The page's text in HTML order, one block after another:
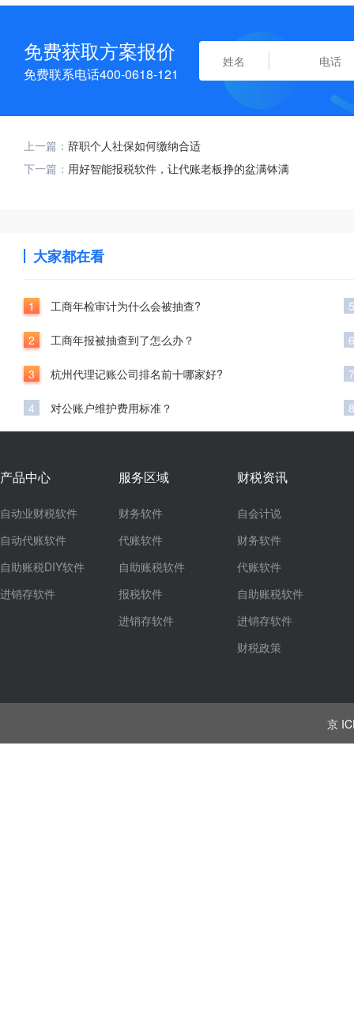
免费获取方案报价
免费联系电话400-0618-121
上一篇： 辞职个人社保如何缴纳合适
下一篇： 用好智能报税软件，让代账老板挣的盆满钵满
大家都在看
1 工商年检审计为什么会被抽查?
2 工商年报被抽查到了怎么办？
3 杭州代理记账公司排名前十哪家好?
4 对公账户维护费用标准？
5
6
7
8
产品中心
自动业财税软件
自动代账软件
自助账税DIY软件
进销存软件
服务区域
财务软件
代账软件
自助账税软件
报税软件
进销存软件
财税资讯
自会计说
财务软件
代账软件
自助账税软件
进销存软件
财税政策
京